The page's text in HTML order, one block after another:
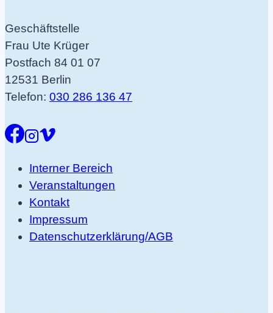
Geschäftstelle
Frau Ute Krüger
Postfach 84 01 07
12531 Berlin
Telefon: 030 286 136 47
Interner Bereich
Veranstaltungen
Kontakt
Impressum
Datenschutzerklärung/AGB